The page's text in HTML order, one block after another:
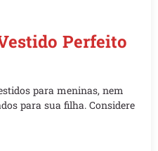
Perfeito
para meninas, nem
para sua filha. Considere